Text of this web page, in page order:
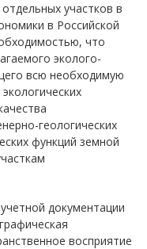
участков в
в Российской
что
эколого-
всю необходимую
геологических
функций земной
документации
восприятие